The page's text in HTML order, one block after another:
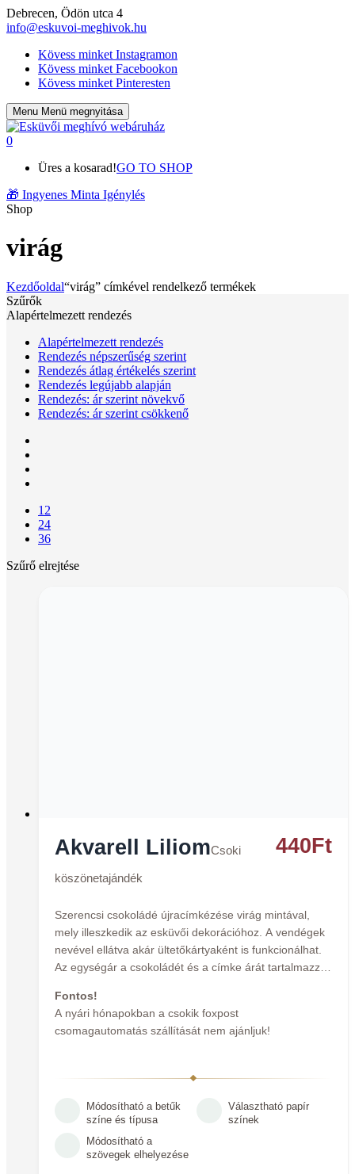
Debrecen, Ödön utca 4
info@eskuvoi-meghivok.hu
Kövess minket Instagramon
Kövess minket Facebookon
Kövess minket Pinteresten
Menu Menü megnyitása
0
Üres a kosarad!GO TO SHOP
🎁 Ingyenes Minta Igénylés
Shop
virág
Kezdőoldal“virág” címkével rendelkező termékek
Szűrők
Alapértelmezett rendezés
Alapértelmezett rendezés
Rendezés népszerűség szerint
Rendezés átlag értékelés szerint
Rendezés legújabb alapján
Rendezés: ár szerint növekvő
Rendezés: ár szerint csökkenő
12
24
36
Szűrő elrejtése
Akvarell LiliomCsoki
köszönetajándék
440Ft
Szerencsi csokoládé újracímkézése virág mintával,
mely illeszkedik az esküvői dekorációhoz. A vendégek
nevével ellátva akár ültetőkártyaként is funkcionálhat.
Az egységár a csokoládét és a címke árát tartalmazza.
Fontos!
A nyári hónapokban a csokik foxpost
csomagautomatás szállítását nem ajánljuk!
Módosítható a betűk
színe és típusa
Választható papír
színek
Módosítható a
szövegek elhelyezése